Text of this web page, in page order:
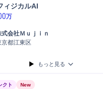
ィジカルAI
万
式会社Ｍｕｊｉｎ
京都江東区
もっと見る
クト New